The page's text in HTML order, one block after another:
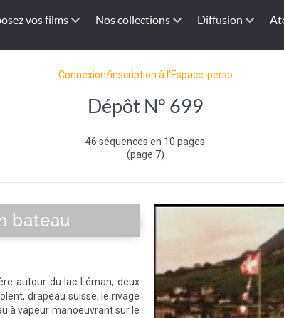
vos films Nos collections Diffusion
Connexion/inscription à l'Espace-perso
Dépôt N° 699
46 séquences en 10 pages
(page 7)
bateau
autour du lac Léman, deux
drapeau suisse, le rivage
à vapeur manoeuvrant sur le